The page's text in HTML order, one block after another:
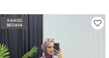
KARGO
BEDAVA